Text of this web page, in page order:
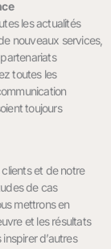
les actualités
nouveaux services,
toutes les
toujours
et de notre
de cas
mettrons en
et les résultats
d’autres